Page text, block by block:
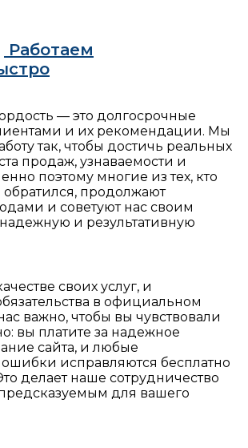
Работаем
— это долгосрочные
и их рекомендации. Мы
так, чтобы достичь реальных
продаж, узнаваемости и
поэтому многие из тех, кто
продолжают
и советуют нас своим
и результативную
своих услуг, и
в официальном
важно, чтобы вы чувствовали
вы платите за надежное
сайта, и любые
исправляются бесплатно
делает наше сотрудничество
для вашего